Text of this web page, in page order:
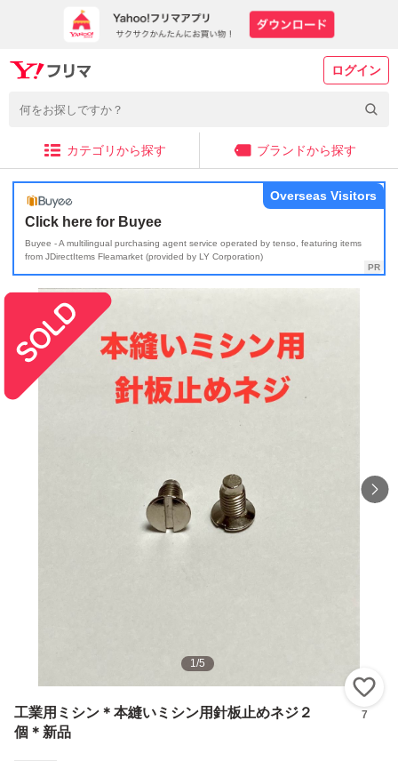
ログイン
カテゴリから探す ブランドから探す
Click here for Buyee
Buyee - A multilingual purchasing agent service operated by tenso, featuring items
from JDirectItems Fleamarket (provided by LY Corporation)
Overseas Visitors
1/5
工業用ミシン＊本縫いミシン用針板止めネジ２
個＊新品
7